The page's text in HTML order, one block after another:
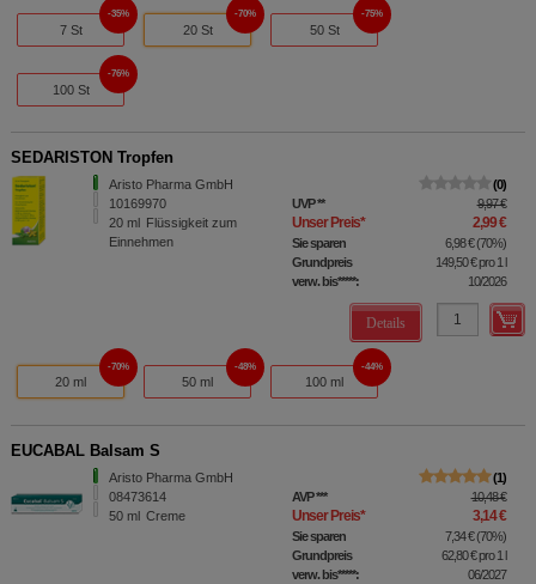
7 St
35%
20 St
70%
50 St
75%
100 St
76%
SEDARISTON Tropfen
Aristo Pharma GmbH
10169970
20 ml Flüssigkeit zum
Einnehmen
0
UVP** 9,97 €
Unser Preis* 2,99 €
Sie sparen 6,98 €(70%)
Grundpreis
149,50 €pro 1 l
verw. bis*****:
10/2026
Details
20 ml
70%
50 ml
48%
100 ml
44%
EUCABAL Balsam S
Aristo Pharma GmbH
08473614
50 ml Creme
1
AVP*** 10,48 €
Unser Preis* 3,14 €
Sie sparen 7,34 €(70%)
Grundpreis
62,80 €pro 1 l
verw. bis*****:
06/2027